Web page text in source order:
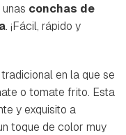
conchas de
. ¡Fácil, rápido y
en la que se
o tomate frito. Esta
y exquisito a
toque de color muy